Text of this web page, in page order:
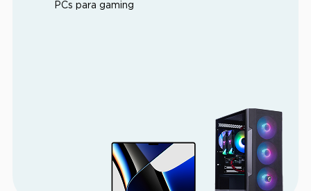
PCs para gaming